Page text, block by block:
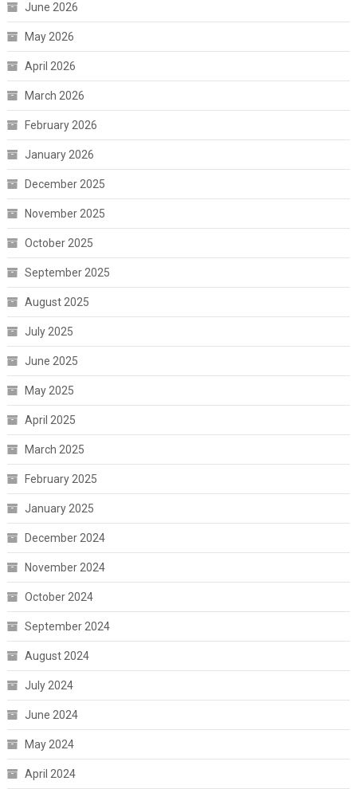
June 2026
May 2026
April 2026
March 2026
February 2026
January 2026
December 2025
November 2025
October 2025
September 2025
August 2025
July 2025
June 2025
May 2025
April 2025
March 2025
February 2025
January 2025
December 2024
November 2024
October 2024
September 2024
August 2024
July 2024
June 2024
May 2024
April 2024